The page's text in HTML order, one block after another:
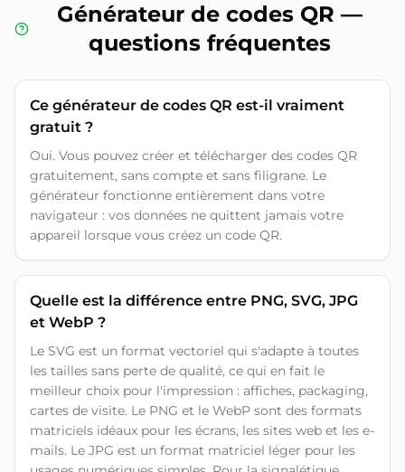
Générateur de codes QR —
questions fréquentes
Ce générateur de codes QR est-il vraiment
gratuit ?
Oui. Vous pouvez créer et télécharger des codes QR
gratuitement, sans compte et sans filigrane. Le
générateur fonctionne entièrement dans votre
navigateur : vos données ne quittent jamais votre
appareil lorsque vous créez un code QR.
Quelle est la différence entre PNG, SVG, JPG
et WebP ?
Le SVG est un format vectoriel qui s'adapte à toutes
les tailles sans perte de qualité, ce qui en fait le
meilleur choix pour l'impression : affiches, packaging,
cartes de visite. Le PNG et le WebP sont des formats
matriciels idéaux pour les écrans, les sites web et les e-
mails. Le JPG est un format matriciel léger pour les